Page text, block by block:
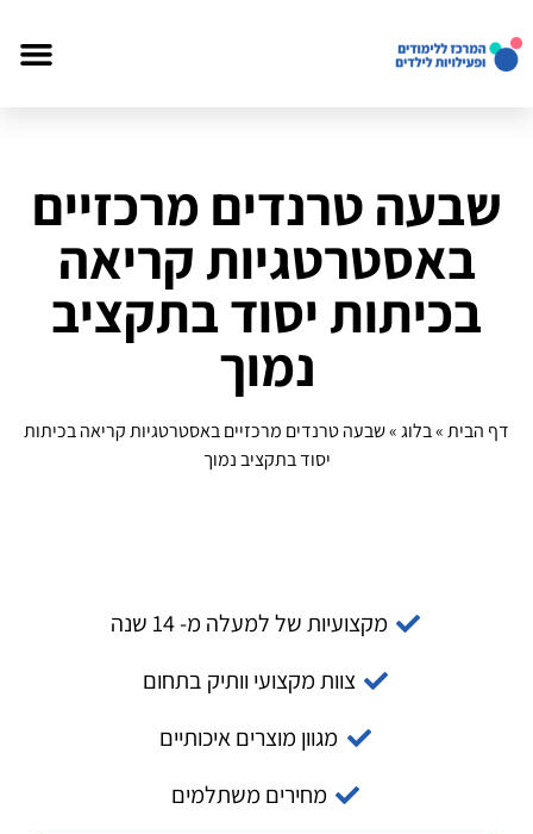
שבעה טרנדים מרכזיים
באסטרטגיות קריאה
בכיתות יסוד בתקציב
נמוך
דף הבית»בלוג»שבעה טרנדים מרכזיים באסטרטגיות קריאה בכיתות
יסוד בתקציב נמוך
מקצועיות של למעלה מ- 14 שנה
צוות מקצועי וותיק בתחום
מגוון מוצרים איכותיים
מחירים משתלמים